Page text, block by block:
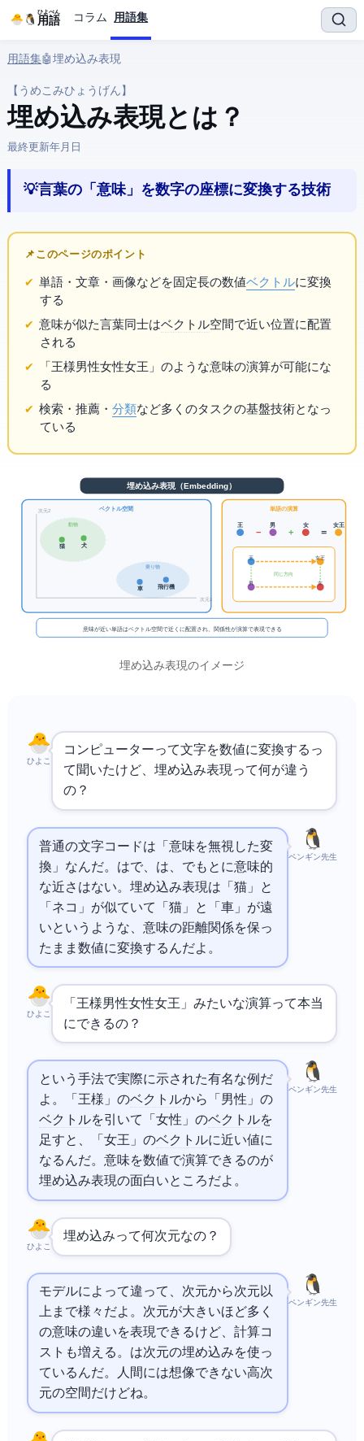
IT用語
ひよぺん コラム 用語集
用語集› 🤖 AI › 埋め込み表現
【うめこみひょうげん】
埋め込み表現 とは？
最終更新:2026年3月25日
💡 言葉の「意味」を数字の座標に変換する技術
📌 このページのポイント
単語・文章・画像などを固定長の数値ベクトルに変換
する
意味が似た言葉同士はベクトル空間で近い位置に配置
される
「王様 - 男性 + 女性 = 女王」のような意味の演算が可能にな
る
検索・推薦・分類など多くのAIタスクの基盤技術となっ
ている
埋め込み表現（Embedding）
ベクトル空間
次元1
次元2
動物
猫 犬
乗り物
車 飛行機
単語の演算
王
−
男
+
女
＝
女王
王 女王
男 女
同じ方向
意味が近い単語はベクトル空間で近くに配置され、関係性が演算で表現できる
埋め込み表現のイメージ
ひよこ
コンピューターって文字を数値に変換するっ
て聞いたけど、埋め込み表現って何が違う
の？
ペンギン先生
普通の文字コードは「意味を無視した変
換」なんだ。Aはで65、Bは66、でも65と66に意味的
な近さはない。埋め込み表現は「猫」と
「ネコ」が似ていて「猫」と「車」が遠
いというような、意味の距離関係を保っ
たまま数値に変換するんだよ。
ひよこ
「王様 - 男性 + 女性 = 女王」みたいな演算って本当
にできるの？
ペンギン先生
という手法で実際に示された有名な例だ
よ。「王様」のベクトルから「男性」の
ベクトルを引いて「女性」のベクトルを
足すと、「女王」のベクトルに近い値に
なるんだ。意味を数値で演算できるのが
埋め込み表現の面白いところだよ。
ひよこ
埋め込みって何次元なの？
ペンギン先生
モデルによって違って、128次元から4096次元以
上まで様々だよ。次元が大きいほど多く
の意味の違いを表現できるけど、計算コ
ストも増える。 -3は12288次元の埋め込みを使っ
ているんだ。人間には想像できない高次
元の空間だけどね。